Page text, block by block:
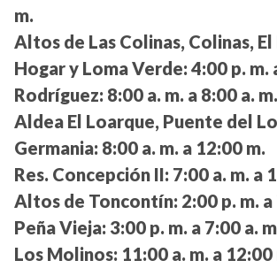
m.
Altos de Las Colinas, Colinas,
Hogar y Loma Verde: 4:00 p. m.
Rodríguez: 8:00 a. m. a 8:00 a. m.
Aldea El Loarque, Puente del
Germania: 8:00 a. m. a 12:00 m.
Res. Concepción II: 7:00 a. m. a
Altos de Toncontín: 2:00 p. m.
Peña Vieja: 3:00 p. m. a 7:00 a.
Los Molinos: 11:00 a. m. a 12:00